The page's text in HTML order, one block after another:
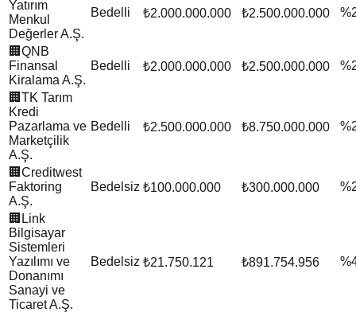
Yatırım
Menkul
Değerler A.Ş.
Bedelli ₺2.000.000.000 ₺2.500.000.000 %
🏢 QNB
Finansal
Kiralama A.Ş.
Bedelli ₺2.000.000.000 ₺2.500.000.000 %
🏢 TK Tarım
Kredi
Pazarlama ve
Marketçilik
A.Ş.
Bedelli ₺2.500.000.000 ₺8.750.000.000 %
🏢 Creditwest
Faktoring
A.Ş.
Bedelsiz ₺100.000.000 ₺300.000.000 %
🏢 Link
Bilgisayar
Sistemleri
Yazılımı ve
Donanımı
Sanayi ve
Ticaret A.Ş.
Bedelsiz ₺21.750.121 ₺891.754.956 %